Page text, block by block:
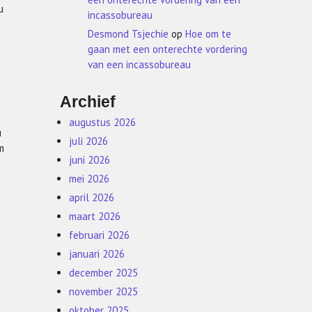
incassobureau
Desmond Tsjechie op Hoe om te
gaan met een onterechte vordering
van een incassobureau
Archief
augustus 2026
juli 2026
juni 2026
mei 2026
april 2026
maart 2026
februari 2026
januari 2026
december 2025
november 2025